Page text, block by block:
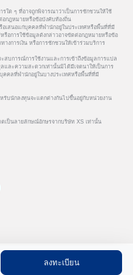
รใด ๆ ที่อาจถูกพิจารณาว่าเป็นการชักชวนให้ใช้
อกฎหมายหรือข้อบังคับท้องถิ่น
เสนอแก่บุคคลที่พำนักอยู่ในประเทศหรือพื้นที่ที่มี
รือการใช้ข้อมูลดังกล่าวอาจขัดต่อกฎหมายหรือข้อ
งการเงิน หรือการชักชวนให้เข้าร่วมบริการ
สบการณ์การใช้งานและการเข้าถึงข้อมูลการแปล
และความสะดวกเท่านั้นมิได้มีเจตนาให้เป็นการ
คคลที่พำนักอยู่ในบางประเทศหรือพื้นที่ที่มี
บนักลงทุนจะแตกต่างกันไปขึ้นอยู่กับหน่วยงาน
เป็นลายลักษณ์อักษรจากบริษัท XS เท่านั้น
ลงทะเบียน